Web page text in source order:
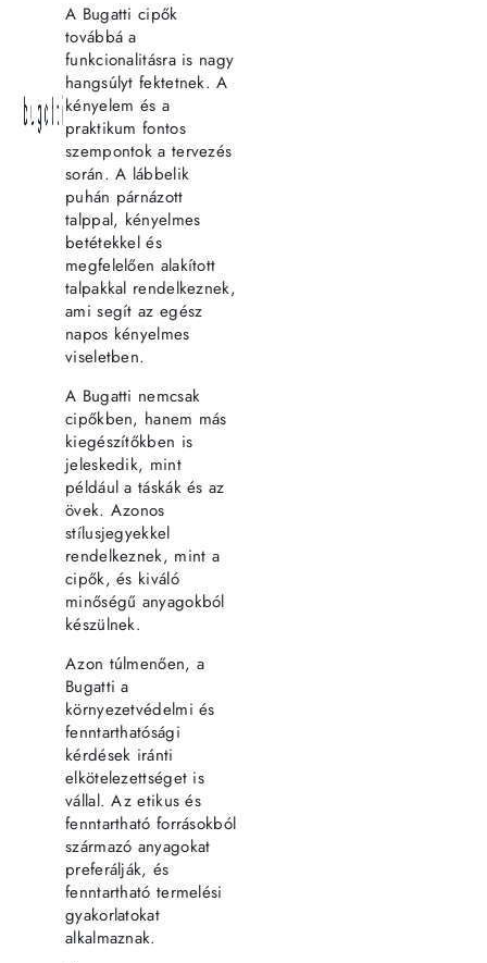
A Bugatti cipők
továbbá a
funkcionalitásra is nagy
hangsúlyt fektetnek. A
kényelem és a
praktikum fontos
szempontok a tervezés
során. A lábbelik
puhán párnázott
talppal, kényelmes
betétekkel és
megfelelően alakított
talpakkal rendelkeznek,
ami segít az egész
napos kényelmes
viseletben.
A Bugatti nemcsak
cipőkben, hanem más
kiegészítőkben is
jeleskedik, mint
például a táskák és az
övek. Azonos
stílusjegyekkel
rendelkeznek, mint a
cipők, és kiváló
minőségű anyagokból
készülnek.
Azon túlmenően, a
Bugatti a
környezetvédelmi és
fenntarthatósági
kérdések iránti
elkötelezettséget is
vállal. Az etikus és
fenntartható forrásokból
származó anyagokat
preferálják, és
fenntartható termelési
gyakorlatokat
alkalmaznak.